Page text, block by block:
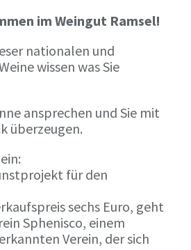
im Weingut Ramsel!
nationalen und
wissen was Sie
ansprechen und Sie mit
überzeugen.
für den
sechs Euro, geht
Sphenisco, einem
Verein, der sich